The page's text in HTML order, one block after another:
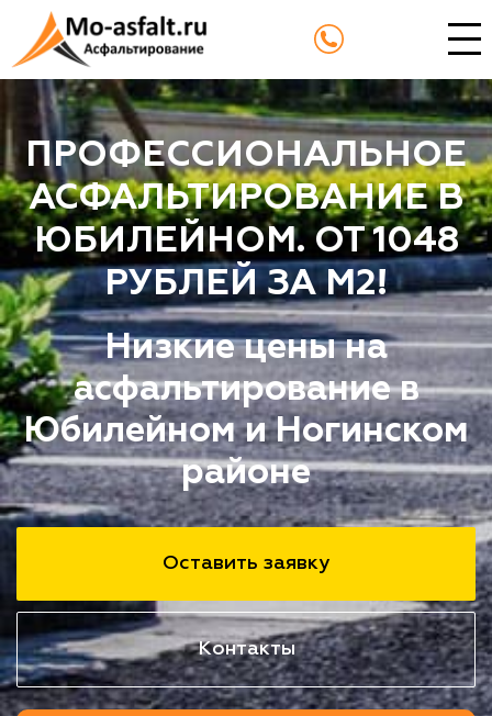
ПРОФЕССИОНАЛЬНОЕ
АСФАЛЬТИРОВАНИЕ В
ЮБИЛЕЙНОМ. ОТ 1048
РУБЛЕЙ ЗА М2!
Низкие цены на
асфальтирование в
Юбилейном и Ногинском
районе
Оставить заявку
Контакты